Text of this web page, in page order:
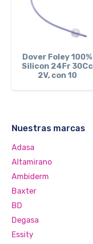
Dover Foley 100%
Silicon 24Fr 30Cc
2V, con 10
Nuestras marcas
Adasa
Altamirano
Ambiderm
Baxter
BD
Degasa
Essity